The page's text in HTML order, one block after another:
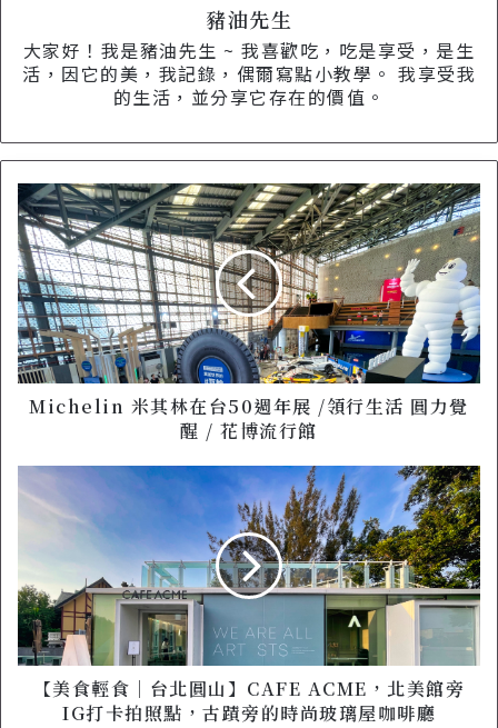
豬油先生
大家好！我是豬油先生 ~ 我喜歡吃，吃是享受，是生
活，因它的美，我記錄，偶爾寫點小教學。 我享受我
的生活，並分享它存在的價值。
M
i
c
h
e
l
i
n
米
其
台
5
0
年
展
/
領
行
Michelin 米其林在台50週年展 /領行生活 圓力覺
醒 / 花博流行館
【
美
｜
台
北
圓
【美食輕食｜台北圓山】CAFE ACME，北美館旁
IG打卡拍照點，古蹟旁的時尚玻璃屋咖啡廳